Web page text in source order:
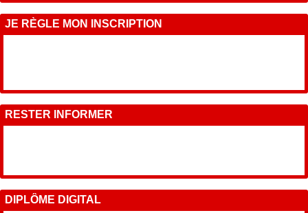
JE RÈGLE MON INSCRIPTION
RESTER INFORMER
DIPLÔME DIGITAL